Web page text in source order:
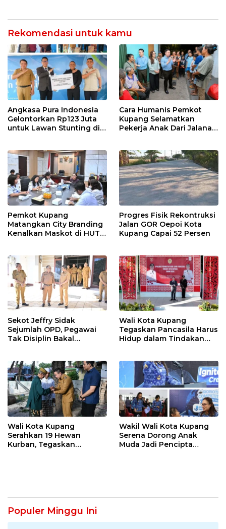
Rekomendasi untuk kamu
Angkasa Pura Indonesia
Gelontorkan Rp123 Juta
untuk Lawan Stunting di
Cara Humanis Pemkot
Kupang Selamatkan
Pekerja Anak Dari Jalanan
Pemkot Kupang
Matangkan City Branding
Kenalkan Maskot di HUT
Progres Fisik Rekontruksi
Jalan GOR Oepoi Kota
Kupang Capai 52 Persen
Sekot Jeffry Sidak
Sejumlah OPD, Pegawai
Tak Disiplin Bakal
Wali Kota Kupang
Tegaskan Pancasila Harus
Hidup dalam Tindakan
Wali Kota Kupang
Serahkan 19 Hewan
Kurban, Tegaskan
Wakil Wali Kota Kupang
Serena Dorong Anak
Muda Jadi Pencipta
Populer Minggu Ini